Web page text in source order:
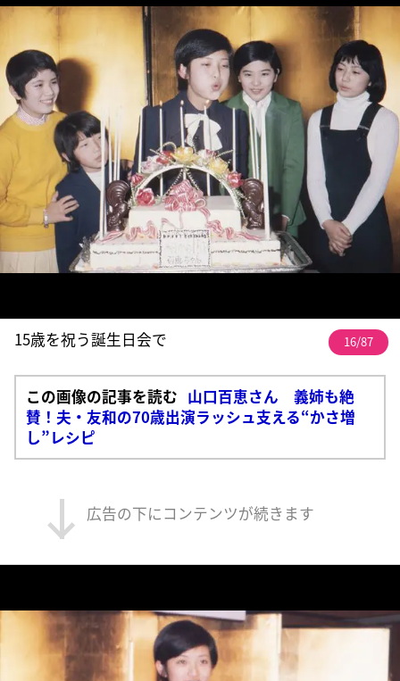
15歳を祝う誕生日会で 16/87
この画像の記事を読む 山口百恵さん 義姉も絶
賛！夫・友和の70歳出演ラッシュ支える“かさ増
し”レシピ
広告の下にコンテンツが続きます